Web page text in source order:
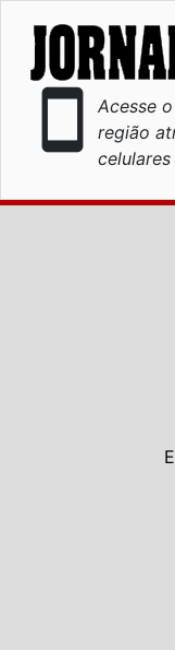
smartphone
Acesse
região